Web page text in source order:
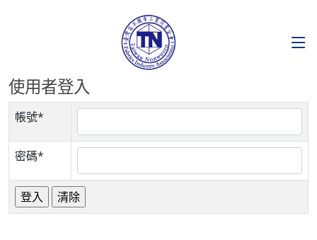
使用者登入
帳號*
密碼*